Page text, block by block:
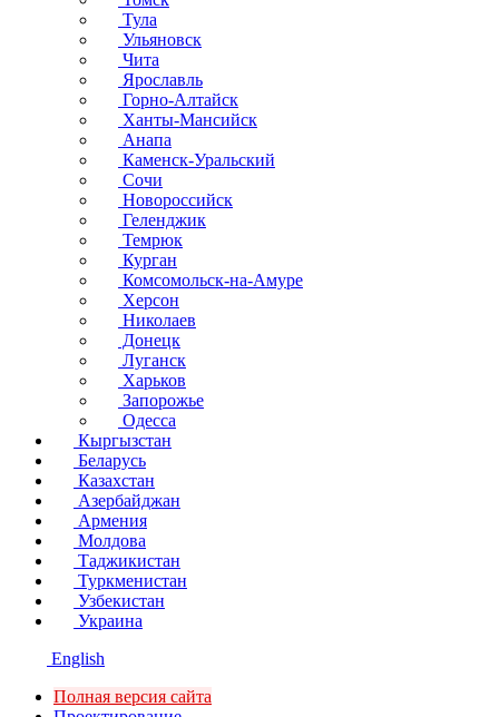
Тула
Ульяновск
Чита
Ярославль
Горно-Алтайск
Ханты-Мансийск
Анапа
Каменск-Уральский
Сочи
Новороссийск
Геленджик
Темрюк
Курган
Комсомольск-на-Амуре
Херсон
Николаев
Донецк
Луганск
Харьков
Запорожье
Одесса
Кыргызстан
Беларусь
Казахстан
Азербайджан
Армения
Молдова
Таджикистан
Туркменистан
Узбекистан
Украина
English
Полная версия сайта